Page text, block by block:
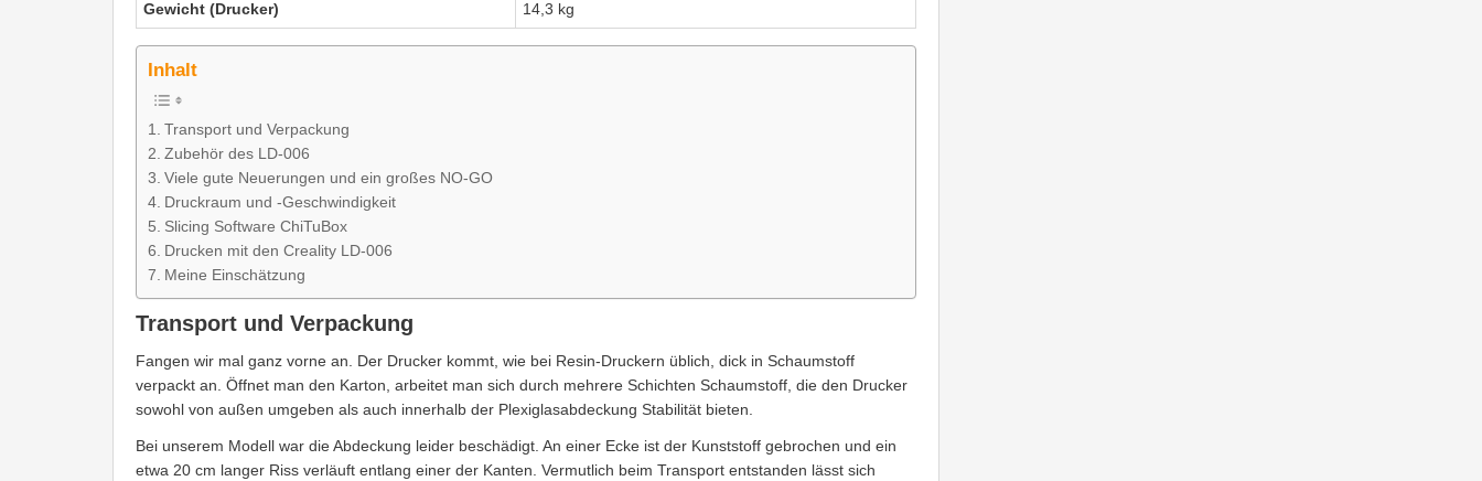
Gewicht (Drucker) 14,3 kg
Inhalt
Transport und Verpackung
Zubehör des LD-006
Viele gute Neuerungen und ein großes NO-GO
Druckraum und -Geschwindigkeit
Slicing Software ChiTuBox
Drucken mit den Creality LD-006
Meine Einschätzung
Transport und Verpackung
Fangen wir mal ganz vorne an. Der Drucker kommt, wie bei Resin-Druckern üblich, dick in Schaumstoff
verpackt an. Öffnet man den Karton, arbeitet man sich durch mehrere Schichten Schaumstoff, die den Drucker
sowohl von außen umgeben als auch innerhalb der Plexiglasabdeckung Stabilität bieten.
Bei unserem Modell war die Abdeckung leider beschädigt. An einer Ecke ist der Kunststoff gebrochen und ein
etwa 20 cm langer Riss verläuft entlang einer der Kanten. Vermutlich beim Transport entstanden lässt sich